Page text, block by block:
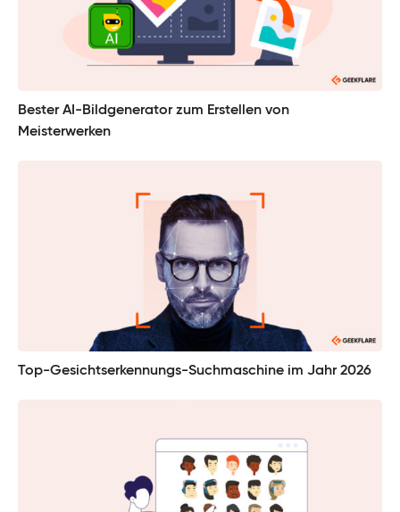
Bester AI-Bildgenerator zum Erstellen von
Meisterwerken
Top-Gesichtserkennungs-Suchmaschine im Jahr 2026